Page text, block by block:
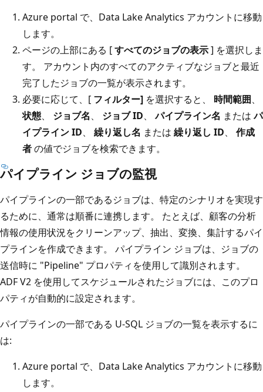
Azure portal で、Data Lake Analytics アカウントに移動
します。
ページの上部にある [すべてのジョブの表示] を選択しま
す。 アカウント内のすべてのアクティブなジョブと最近
完了したジョブの一覧が表示されます。
必要に応じて、[ フィルター] を選択すると、 時間範囲、
状態、 ジョブ名、 ジョブ ID、パイプライン名 またはパ
イプライン ID、 繰り返し名 または 繰り返し ID、 作成
者の値でジョブを検索できます。
パイプライン ジョブの監視
パイプラインの一部であるジョブは、特定のシナリオを実現す
るために、通常は順番に連携します。 たとえば、顧客の分析
情報の使用状況をクリーンアップ、抽出、変換、集計するパイ
プラインを作成できます。 パイプライン ジョブは、ジョブの
送信時に "Pipeline" プロパティを使用して識別されます。
ADF V2 を使用してスケジュールされたジョブには、このプロ
パティが自動的に設定されます。
パイプラインの一部である U-SQL ジョブの一覧を表示するに
は:
Azure portal で、Data Lake Analytics アカウントに移動
します。